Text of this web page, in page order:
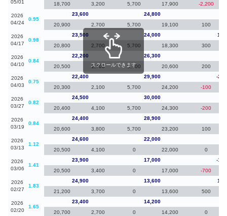
05/01
18,700
3,200 5,700 17,900 -2,200
2026
04/24
0.95
23,600 24,800
20,900
2,700 5,700 19,100 100
2026
04/17
0.98
23,500 24,000
20,800
2,700 5,700 18,300 300
2026
04/10
0.84
22,200 26,300
20,500
1,700 5,700 20,600 200
2026
04/03
0.75
22,400 29,900
-
20,300
2,100 5,700 24,200 -100
2026
03/27
0.82
24,500 30,000
20,400
4,100 5,700 24,300 -200
2026
03/19
0.84
24,400 28,900
20,600
3,800 5,700 23,200 100
2026
03/13
1.12
24,600 22,000
20,500
4,100 0 22,000 0
2026
03/06
1.41
23,900 17,000
-
20,500
3,400 0 17,000 -700
2026
02/27
1.83
24,900 13,600
21,200
3,700 0 13,600 500
2026
02/20
1.65
23,400 14,200
20,700
2,700 0 14,200 0
スクロールできます